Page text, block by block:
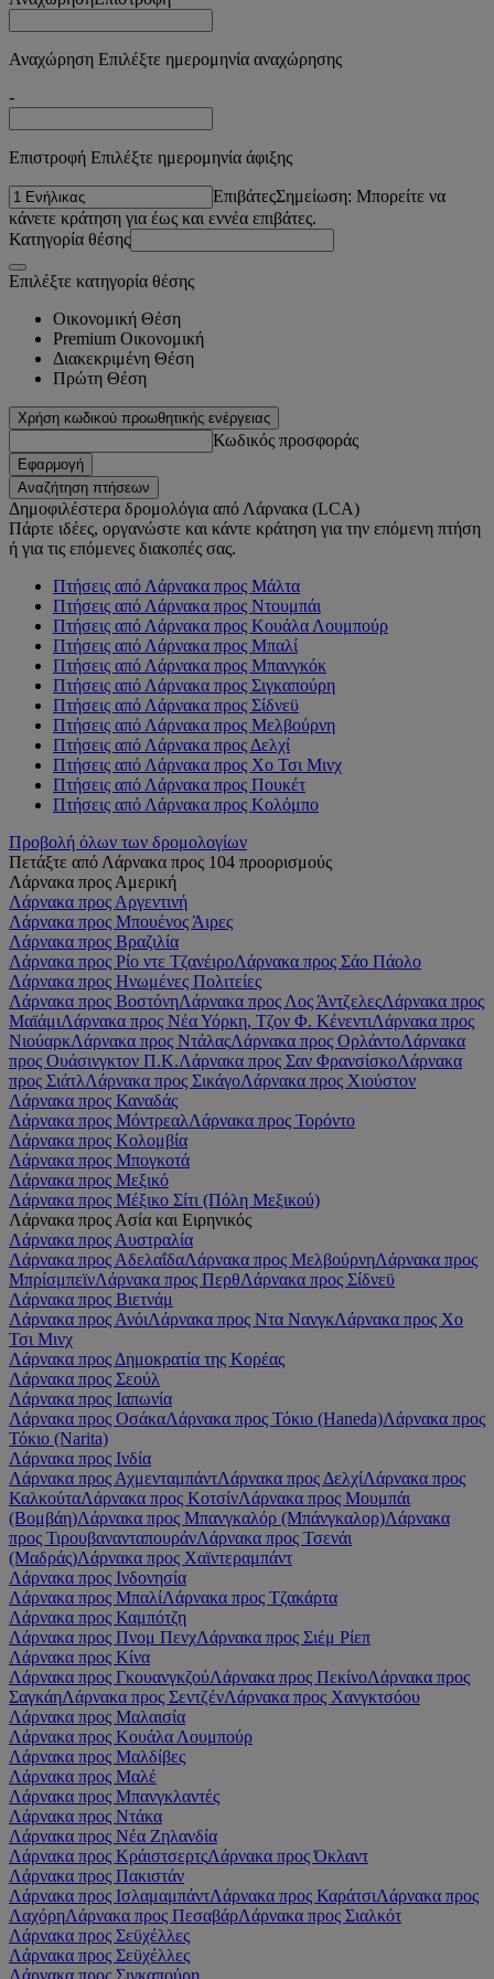
Αναχώρηση Επιλέξτε ημερομηνία αναχώρησης
-
Επιστροφή Επιλέξτε ημερομηνία άφιξης
ΕπιβάτεςΣημείωση: Μπορείτε να
κάνετε κράτηση για έως και εννέα επιβάτες.
Κατηγορία θέσης
Επιλέξτε κατηγορία θέσης
Οικονομική Θέση
Premium Οικονομική
Διακεκριμένη Θέση
Πρώτη Θέση
Χρήση κωδικού προωθητικής ενέργειας
Κωδικός προσφοράς
Εφαρμογή
Αναζήτηση πτήσεων
Δημοφιλέστερα δρομολόγια από Λάρνακα (LCA)
Πάρτε ιδέες, οργανώστε και κάντε κράτηση για την επόμενη πτήση
ή για τις επόμενες διακοπές σας.
Πτήσεις από Λάρνακα προς Μάλτα
Πτήσεις από Λάρνακα προς Ντουμπάι
Πτήσεις από Λάρνακα προς Κουάλα Λουμπούρ
Πτήσεις από Λάρνακα προς Μπαλί
Πτήσεις από Λάρνακα προς Μπανγκόκ
Πτήσεις από Λάρνακα προς Σιγκαπούρη
Πτήσεις από Λάρνακα προς Σίδνεϋ
Πτήσεις από Λάρνακα προς Μελβούρνη
Πτήσεις από Λάρνακα προς Δελχί
Πτήσεις από Λάρνακα προς Χο Τσι Μινχ
Πτήσεις από Λάρνακα προς Πουκέτ
Πτήσεις από Λάρνακα προς Κολόμπο
Προβολή όλων των δρομολογίων
Πετάξτε από Λάρνακα προς 104 προορισμούς
Λάρνακα προς Αμερική
Λάρνακα προς Αργεντινή
Λάρνακα προς Μπουένος Άιρες
Λάρνακα προς Βραζιλία
Λάρνακα προς Ρίο ντε ΤζανέιροΛάρνακα προς Σάο Πάολο
Λάρνακα προς Ηνωμένες Πολιτείες
Λάρνακα προς ΒοστόνηΛάρνακα προς Λος ΆντζελεςΛάρνακα προς
ΜαϊάμιΛάρνακα προς Νέα Υόρκη, Τζον Φ. ΚένεντιΛάρνακα προς
ΝιούαρκΛάρνακα προς ΝτάλαςΛάρνακα προς ΟρλάντοΛάρνακα
προς Ουάσινγκτον Π.Κ.Λάρνακα προς Σαν ΦρανσίσκοΛάρνακα
προς ΣιάτλΛάρνακα προς ΣικάγοΛάρνακα προς Χιούστον
Λάρνακα προς Καναδάς
Λάρνακα προς ΜόντρεαλΛάρνακα προς Τορόντο
Λάρνακα προς Κολομβία
Λάρνακα προς Μπογκοτά
Λάρνακα προς Μεξικό
Λάρνακα προς Μέξικο Σίτι (Πόλη Μεξικού)
Λάρνακα προς Ασία και Ειρηνικός
Λάρνακα προς Αυστραλία
Λάρνακα προς ΑδελαΐδαΛάρνακα προς ΜελβούρνηΛάρνακα προς
ΜπρίσμπεϊνΛάρνακα προς ΠερθΛάρνακα προς Σίδνεϋ
Λάρνακα προς Βιετνάμ
Λάρνακα προς ΑνόιΛάρνακα προς Ντα ΝανγκΛάρνακα προς Χο
Τσι Μινχ
Λάρνακα προς Δημοκρατία της Κορέας
Λάρνακα προς Σεούλ
Λάρνακα προς Ιαπωνία
Λάρνακα προς ΟσάκαΛάρνακα προς Τόκιο (Haneda)Λάρνακα προς
Τόκιο (Narita)
Λάρνακα προς Ινδία
Λάρνακα προς ΑχμενταμπάντΛάρνακα προς ΔελχίΛάρνακα προς
ΚαλκούταΛάρνακα προς ΚοτσίνΛάρνακα προς Μουμπάι
(Βομβάη)Λάρνακα προς Μπανγκαλόρ (Μπάνγκαλορ)Λάρνακα
προς ΤιρουβανανταπουράνΛάρνακα προς Τσενάι
(Μαδράς)Λάρνακα προς Χαϊντεραμπάντ
Λάρνακα προς Ινδονησία
Λάρνακα προς ΜπαλίΛάρνακα προς Τζακάρτα
Λάρνακα προς Καμπότζη
Λάρνακα προς Πνομ ΠενχΛάρνακα προς Σιέμ Ρίεπ
Λάρνακα προς Κίνα
Λάρνακα προς ΓκουανγκζούΛάρνακα προς ΠεκίνοΛάρνακα προς
ΣαγκάηΛάρνακα προς ΣεντζένΛάρνακα προς Χανγκτσόου
Λάρνακα προς Μαλαισία
Λάρνακα προς Κουάλα Λουμπούρ
Λάρνακα προς Μαλδίβες
Λάρνακα προς Μαλέ
Λάρνακα προς Μπανγκλαντές
Λάρνακα προς Ντάκα
Λάρνακα προς Νέα Ζηλανδία
Λάρνακα προς ΚράιστσερτςΛάρνακα προς Όκλαντ
Λάρνακα προς Πακιστάν
Λάρνακα προς ΙσλαμαμπάντΛάρνακα προς ΚαράτσιΛάρνακα προς
ΛαχόρηΛάρνακα προς ΠεσαβάρΛάρνακα προς Σιαλκότ
Λάρνακα προς Σεϋχέλλες
Λάρνακα προς Σεϋχέλλες
Λάρνακα προς Σιγκαπούρη